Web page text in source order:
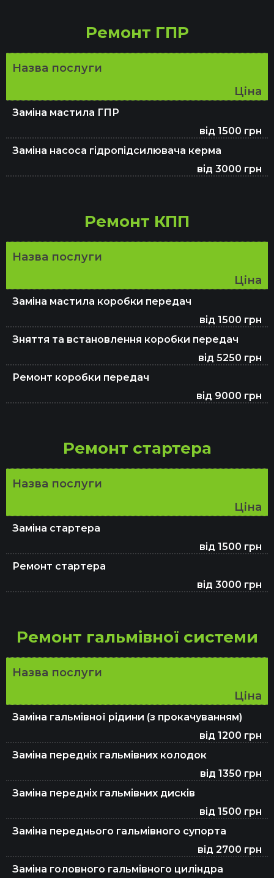
Ремонт ГПР
Назва послуги
Ціна
Заміна мастила ГПР
від 1500 грн
Заміна насоса гідропідсилювача керма
від 3000 грн
Ремонт КПП
Назва послуги
Ціна
Заміна мастила коробки передач
від 1500 грн
Зняття та встановлення коробки передач
від 5250 грн
Ремонт коробки передач
від 9000 грн
Ремонт стартера
Назва послуги
Ціна
Заміна стартера
від 1500 грн
Ремонт стартера
від 3000 грн
Ремонт гальмівної системи
Назва послуги
Ціна
Заміна гальмівної рідини (з прокачуванням)
від 1200 грн
Заміна передніх гальмівних колодок
від 1350 грн
Заміна передніх гальмівних дисків
від 1500 грн
Заміна переднього гальмівного супорта
від 2700 грн
Заміна головного гальмівного циліндра